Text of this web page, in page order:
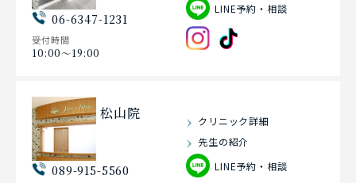
06-6347-1231
受付時間
10:00〜19:00
LINE予約・相談
松山院
089-915-5560
クリニック詳細
先生の紹介
LINE予約・相談